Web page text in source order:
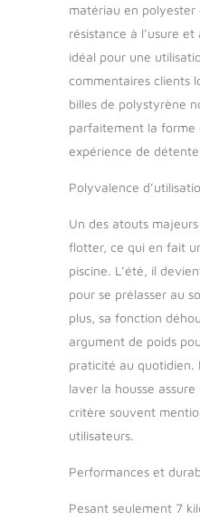
matériau en polyester
résistance à l’usure
idéal pour une
commentaires clients
billes de polystyrène
parfaitement la forme
expérience de
Polyvalence
Un des atouts
flotter, ce qui en fait
piscine. L’été, il
pour se prélasser au
plus, sa fonction
argument de poids
praticité au quotidien.
laver la housse
critère souvent
utilisateurs.
Performances et
Pesant seulement 7